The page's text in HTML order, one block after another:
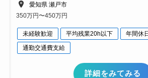
愛知県 瀬戸市
350万円〜450万円
未経験歓迎 平均残業20h以下
年間休
通勤交通費支給
詳細をみてみる